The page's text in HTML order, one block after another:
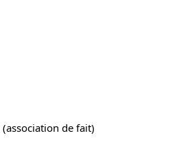
(association de fait)